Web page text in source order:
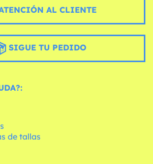
AL CLIENTE
SIGUE TU PEDIDO
de tallas